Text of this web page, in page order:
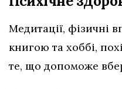
Медитації, фізичні
книгою та хоббі,
те, що допоможе